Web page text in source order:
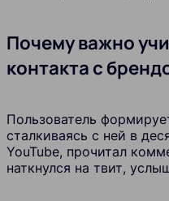
Почему важно
контакта с
Пользователь
сталкиваясь с ней в
YouTube, прочитал
наткнулся на твит,